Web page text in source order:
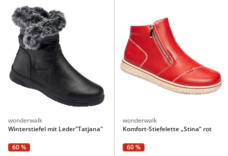
wonderwalk
Winterstiefel mit Leder"Tatjana"
60 %
wonderwalk
Komfort-Stiefelette „Stina“ rot
60 %